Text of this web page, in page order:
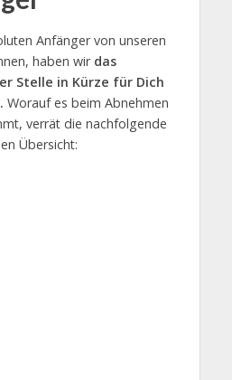
Anfänger von unseren
haben wir das
Stelle in Kürze für Dich
Worauf es beim Abnehmen
verrät die nachfolgende
Übersicht: